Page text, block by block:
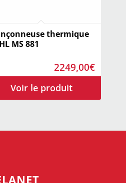
thermique
MS 881
2249,00€